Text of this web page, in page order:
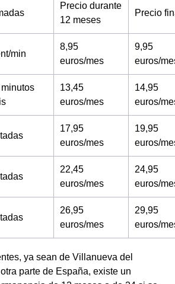
Precio durante
12 meses
Precio
min
8,95
euros/mes
9,95
euros/
13,45
euros/mes
14,95
euros/
17,95
euros/mes
19,95
euros/
22,45
euros/mes
24,95
euros/
26,95
euros/mes
29,95
euros/
ya sean de Villanueva del
parte de España, existe un